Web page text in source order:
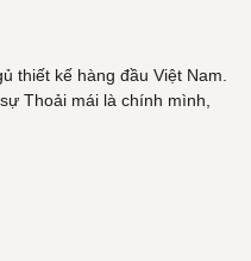
thiết kế hàng đầu Việt Nam.
Thoải mái là chính mình,